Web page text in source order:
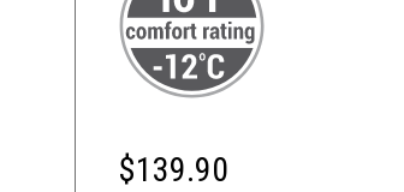
$139.90